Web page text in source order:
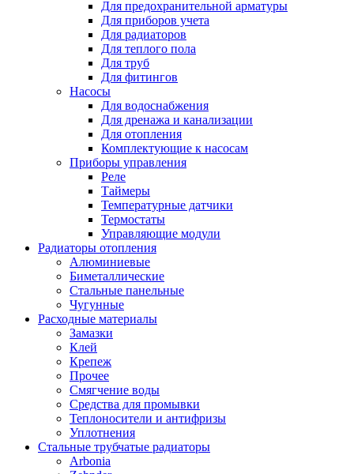
Для предохранительной арматуры
Для приборов учета
Для радиаторов
Для теплого пола
Для труб
Для фитингов
Насосы
Для водоснабжения
Для дренажа и канализации
Для отопления
Комплектующие к насосам
Приборы управления
Реле
Таймеры
Температурные датчики
Термостаты
Управляющие модули
Радиаторы отопления
Алюминиевые
Биметаллические
Стальные панельные
Чугунные
Расходные материалы
Замазки
Клей
Крепеж
Прочее
Смягчение воды
Средства для промывки
Теплоносители и антифризы
Уплотнения
Стальные трубчатые радиаторы
Arbonia